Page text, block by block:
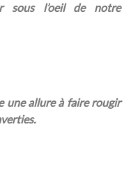
sous l’oeil de notre
une allure à faire rougir